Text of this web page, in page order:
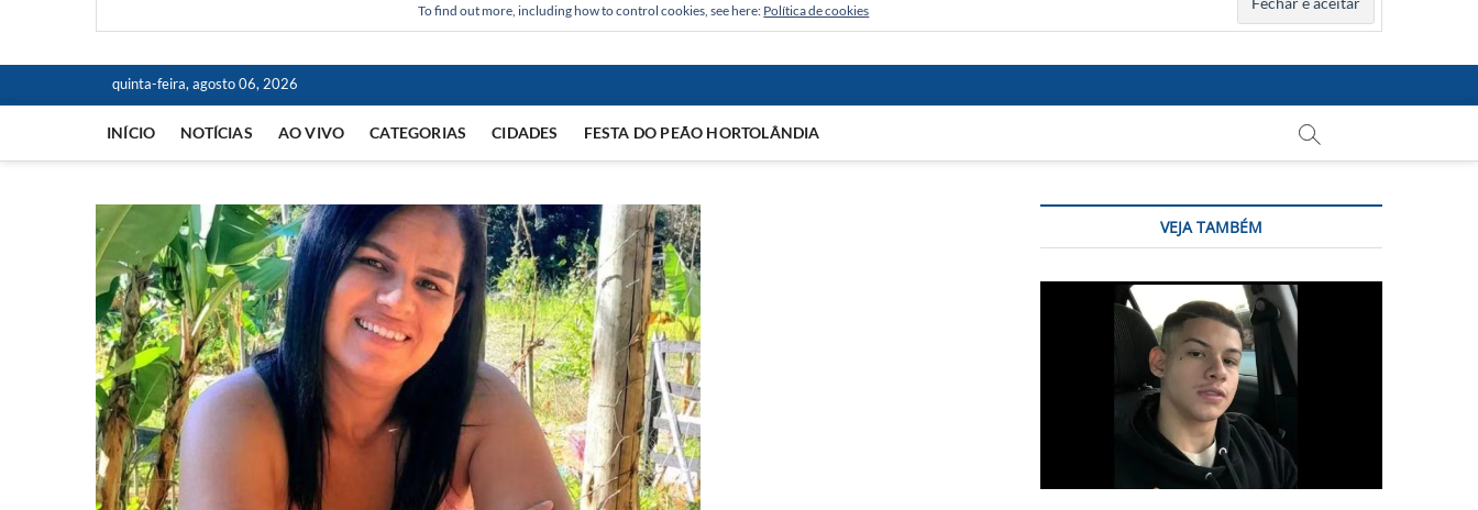
To find out more, including how to control cookies, see here: Política de cookies
quinta-feira, agosto 06, 2026
INÍCIO NOTÍCIAS AO VIVO CATEGORIAS CIDADES FESTA DO PEÃO HORTOLÂNDIA
VEJA TAMBÉM